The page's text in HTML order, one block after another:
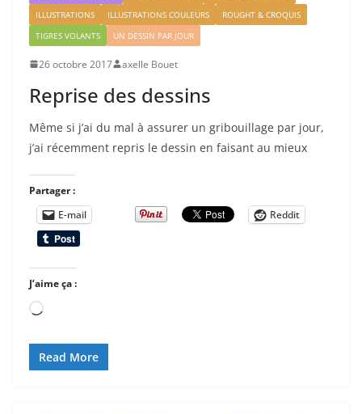
ILLUSTRATIONS
ILLUSTRATIONS COULEURS
ROUGHT & CROQUIS
TIGRES VOLANTS
UN DESSIN PAR JOUR
26 octobre 2017 axelle Bouet
Reprise des dessins
Même si j’ai du mal à assurer un gribouillage par jour,
j’ai récemment repris le dessin en faisant au mieux
Partager :
E-mail
Reddit
J’aime ça :
Chargement…
Read More